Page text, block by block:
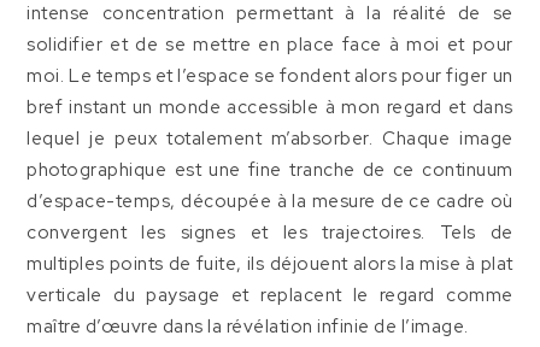
intense concentration permettant à la réalité de se
solidifier et de se mettre en place face à moi et pour
moi. Le temps et l’espace se fondent alors pour figer un
bref instant un monde accessible à mon regard et dans
lequel je peux totalement m’absorber. Chaque image
photographique est une fine tranche de ce continuum
d’espace-temps, découpée à la mesure de ce cadre où
convergent les signes et les trajectoires. Tels de
multiples points de fuite, ils déjouent alors la mise à plat
verticale du paysage et replacent le regard comme
maître d’œuvre dans la révélation infinie de l’image.